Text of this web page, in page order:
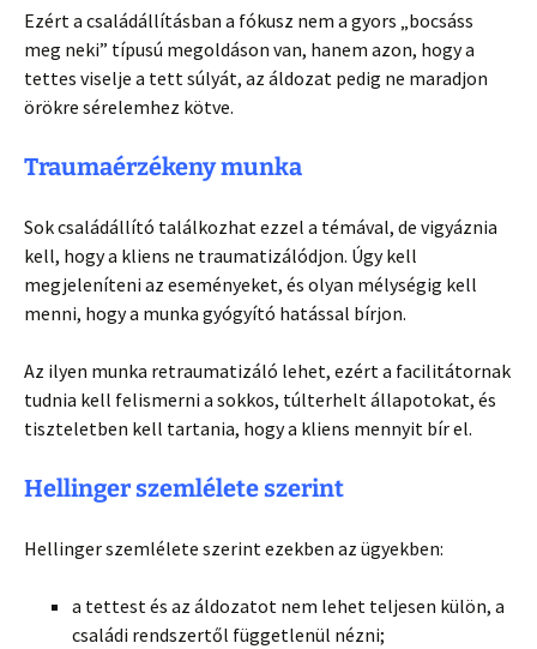
Ezért a családállításban a fókusz nem a gyors „bocsáss
meg neki” típusú megoldáson van, hanem azon, hogy a
tettes viselje a tett súlyát, az áldozat pedig ne maradjon
örökre sérelemhez kötve.
Traumaérzékeny munka
Sok családállító találkozhat ezzel a témával, de vigyáznia
kell, hogy a kliens ne traumatizálódjon. Úgy kell
megjeleníteni az eseményeket, és olyan mélységig kell
menni, hogy a munka gyógyító hatással bírjon.
Az ilyen munka retraumatizáló lehet, ezért a facilitátornak
tudnia kell felismerni a sokkos, túlterhelt állapotokat, és
tiszteletben kell tartania, hogy a kliens mennyit bír el.
Hellinger szemlélete szerint
Hellinger szemlélete szerint ezekben az ügyekben:
a tettest és az áldozatot nem lehet teljesen külön, a
családi rendszertől függetlenül nézni;